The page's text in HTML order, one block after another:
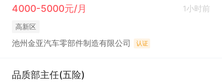
4000-5000元/月
1小时前
高新区
池州金亚汽车零部件制造有限公司 认证
品质部主任(五险)